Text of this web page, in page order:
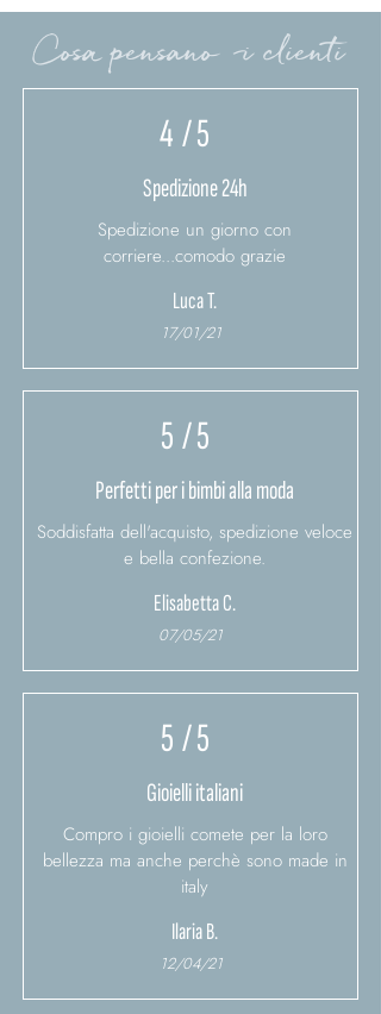
Cosa pensano i clienti
4/ 5
Spedizione 24h
Spedizione un giorno con
corriere...comodo grazie
Luca T.
17/01/21
5/ 5
Perfetti per i bimbi alla moda
Soddisfatta dell'acquisto, spedizione veloce
e bella confezione.
Elisabetta C.
07/05/21
5/ 5
Gioielli italiani
Compro i gioielli comete per la loro
bellezza ma anche perchè sono made in
italy
Ilaria B.
12/04/21